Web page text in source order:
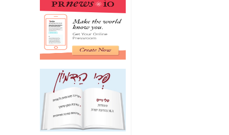
בזק? -כאן
מה מקור ה-Fake
News שהביא לתפירת
תיק לביבי והעלמת
החשודים הנכונים -כאן
אחת הרגליים של "תיק
4000 התפור"
התמוטטה היום
בניצחון (כפול) של בזק
-
כאן
איך כתבות מפנקות